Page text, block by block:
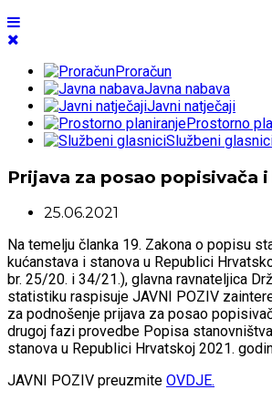
Proračun
Javna nabava
Javni natječaji
Prostorno
Službeni
Prijava za posao popisivača
25.06.2021
Na temelju članka 19. Zakona o popisu
kućanstava i stanova u Republici
br. 25/20. i 34/21.), glavna ravnateljica
statistiku raspisuje JAVNI POZIV
za podnošenje prijava za posao
drugoj fazi provedbe Popisa
stanova u Republici Hrvatskoj 2021.
JAVNI POZIV preuzmite OVDJE.